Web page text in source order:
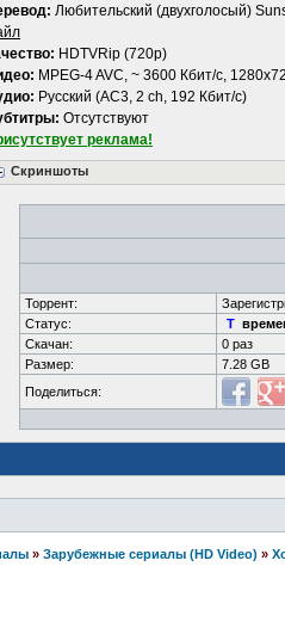
Любительский (двухголосый)
HDTVRip (720p)
MPEG-4 AVC, ~ 3600 Кбит/с,
Русский (AC3, 2 ch, 192 Кбит/с)
Отсутствуют
реклама!
Скриншоты
Торрент:
Статус: T
Скачан:
0 раз
Размер:
7.28 GB
Поделиться:
» Зарубежные сериалы (HD Video) »